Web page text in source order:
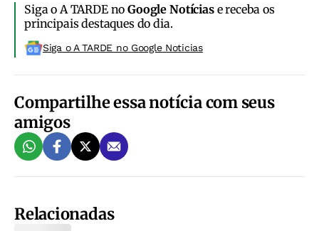
Siga o A TARDE noGoogle Notíciase receba os
principais destaques do dia.
Siga o A TARDE no Google Noticias
Compartilhe essa notícia com seus
amigos
Relacionadas